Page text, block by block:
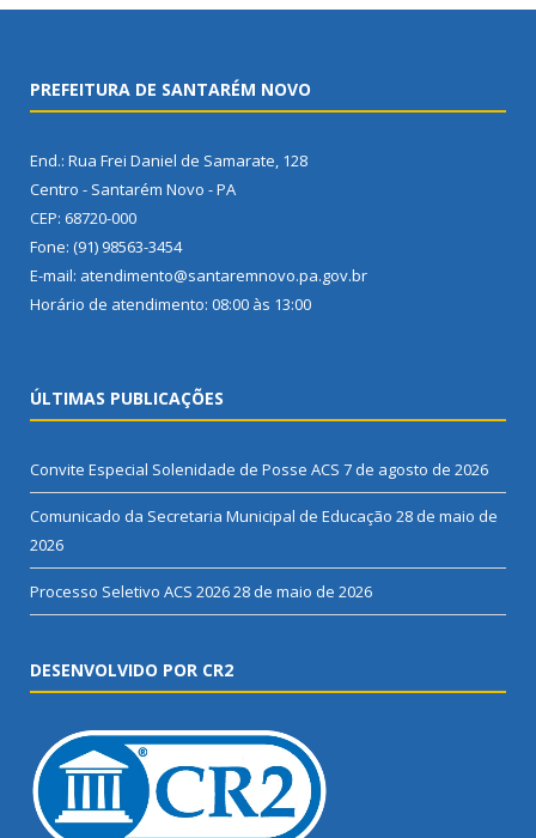
PREFEITURA DE SANTARÉM NOVO
End.: Rua Frei Daniel de Samarate, 128
Centro - Santarém Novo - PA
CEP: 68720-000
Fone: (91) 98563-3454
E-mail: atendimento@santaremnovo.pa.gov.br
Horário de atendimento: 08:00 às 13:00
ÚLTIMAS PUBLICAÇÕES
Convite Especial Solenidade de Posse ACS 7 de agosto de 2026
Comunicado da Secretaria Municipal de Educação 28 de maio de
2026
Processo Seletivo ACS 202628 de maio de 2026
DESENVOLVIDO POR CR2